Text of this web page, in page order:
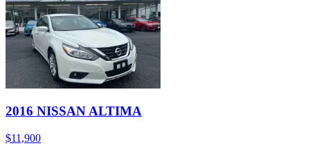
2016 NISSAN ALTIMA
$11,900